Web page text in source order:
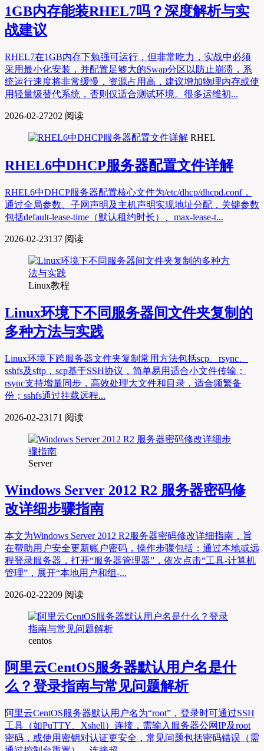
1GB内存能装RHEL7吗？深度解析与实
战建议
RHEL7在1GB内存下勉强可运行，但非常吃力，实战中必须
采用最小化安装，并配置足够大的Swap分区以防止崩溃，系
统运行速度将非常缓慢，资源占用高，建议增加物理内存或使
用轻量级替代系统，否则仅适合测试环境。很多运维初...
2026-02-27202 阅读
RHEL
RHEL6中DHCP服务器配置文件详解
RHEL6中DHCP服务器配置核心文件为/etc/dhcp/dhcpd.conf，
通过全局参数、子网声明及主机声明实现地址分配，关键参数
包括default-lease-time（默认租约时长）、max-lease-t...
2026-02-23137 阅读
Linux教程
Linux环境下不同服务器间文件夹复制的
多种方法与实践
Linux环境下跨服务器文件夹复制常用方法包括scp、rsync、
sshfs及sftp，scp基于SSH协议，简单易用适合小文件传输；
rsync支持增量同步，高效处理大文件和目录，适合频繁备
份；sshfs通过挂载远程...
2026-02-23171 阅读
Server
Windows Server 2012 R2 服务器密码修
改详细步骤指南
本文为Windows Server 2012 R2服务器密码修改详细指南，旨
在帮助用户安全更新账户密码，操作步骤包括：通过本地或远
程登录服务器，打开“服务器管理器”，依次点击“工具-计算机
管理”，展开“本地用户和组-...
2026-02-22209 阅读
centos
阿里云CentOS服务器默认用户名是什
么？登录指南与常见问题解析
阿里云CentOS服务器默认用户名为“root”，登录时可通过SSH
工具（如PuTTY、Xshell）连接，需输入服务器公网IP及root
密码，或使用密钥对认证更安全，常见问题包括密码错误（需